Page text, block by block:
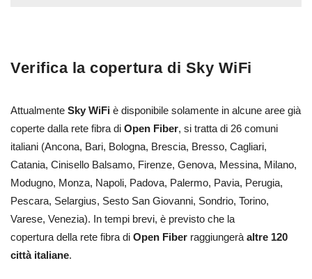
Verifica la copertura di Sky WiFi
Attualmente Sky WiFi è disponibile solamente in alcune aree già
coperte dalla rete fibra di Open Fiber, si tratta di 26 comuni
italiani (Ancona, Bari, Bologna, Brescia, Bresso, Cagliari,
Catania, Cinisello Balsamo, Firenze, Genova, Messina, Milano,
Modugno, Monza, Napoli, Padova, Palermo, Pavia, Perugia,
Pescara, Selargius, Sesto San Giovanni, Sondrio, Torino,
Varese, Venezia). In tempi brevi, è previsto che la
copertura della rete fibra di Open Fiber raggiungerà altre 120
città italiane.